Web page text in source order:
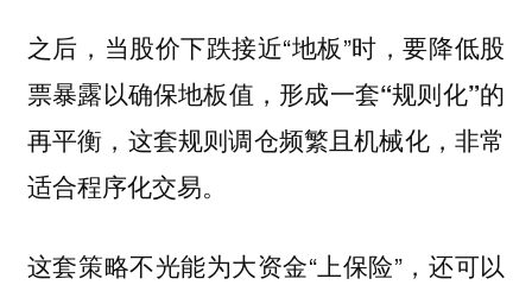
之后，当股价下跌接近“地板”时，要降低股
票暴露以确保地板值，形成一套“规则化”的
再平衡 ，这套规则调仓频繁且机械化，非常
适合程序化交易。
这套策略不光能为大资金“上保险”，还可以